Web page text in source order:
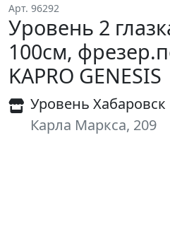
Арт. 96292
Уровень 2
100см,
KAPRO GENESIS
Уровень Хабаровск
Карла Маркса, 209